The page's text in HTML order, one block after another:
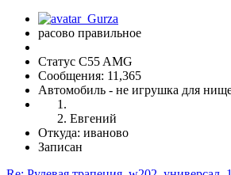
расово правильное
Статус C55 AMG
Сообщения: 11,365
Автомобиль - не игрушка для
Евгений
Откуда: иваново
Записан